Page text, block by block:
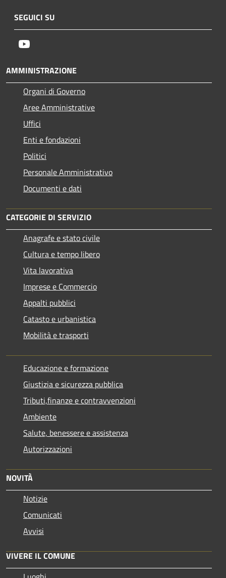
SEGUICI SU
AMMINISTRAZIONE
Organi di Governo
Aree Amministrative
Uffici
Enti e fondazioni
Politici
Personale Amministrativo
Documenti e dati
CATEGORIE DI SERVIZIO
Anagrafe e stato civile
Cultura e tempo libero
Vita lavorativa
Imprese e Commercio
Appalti pubblici
Catasto e urbanistica
Mobilità e trasporti
Educazione e formazione
Giustizia e sicurezza pubblica
Tributi,finanze e contravvenzioni
Ambiente
Salute, benessere e assistenza
Autorizzazioni
NOVITÀ
Notizie
Comunicati
Avvisi
VIVERE IL COMUNE